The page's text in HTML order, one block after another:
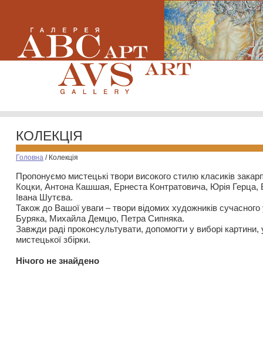
КОЛЕКЦІЯ
Головна / Колекція
Пропонуємо мистецькі твори високого стилю класиків
Коцки, Антона Кашшая, Ернеста Контратовича, Юрія
Івана Шутєва.
Також до Вашої уваги – твори відомих художників
Буряка, Михайла Демцю, Петра Сипняка.
Завжди раді проконсультувати, допомогти у виборі картини,
мистецької збірки.
Нiчого не знайдено